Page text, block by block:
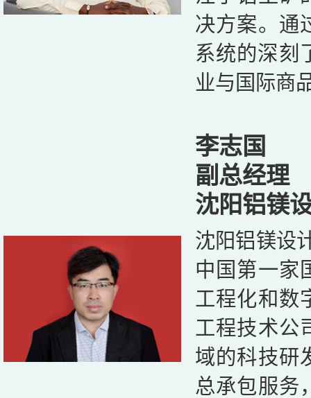
决方案。通
系统的深刻
业与国际商
李志国
副总经理
沈阳铝镁
沈阳铝镁设
中国第一家
工程化和数
工程技术公
域的科技研
总承包服务